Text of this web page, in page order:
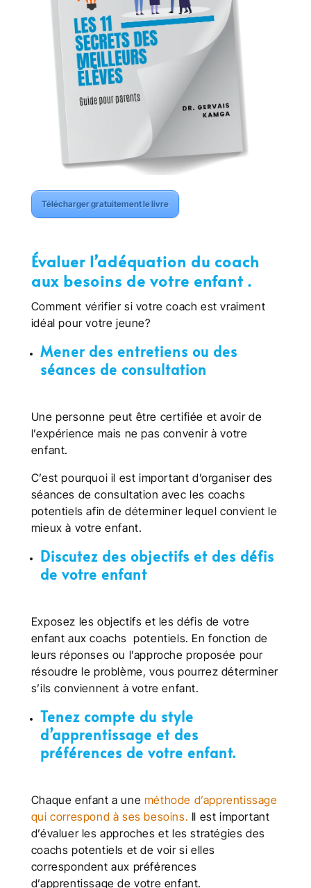
Télécharger gratuitement le livre
Évaluer l’adéquation du coach
aux besoins de votre enfant .
Comment vérifier si votre coach est vraiment
idéal pour votre jeune?
Mener des entretiens ou des
séances de consultation
Une personne peut être certifiée et avoir de
l’expérience mais ne pas convenir à votre
enfant.
C’est pourquoi il est important d’organiser des
séances de consultation avec les coachs
potentiels afin de déterminer lequel convient le
mieux à votre enfant.
Discutez des objectifs et des défis
de votre enfant
Exposez les objectifs et les défis de votre
enfant aux coachs potentiels. En fonction de
leurs réponses ou l’approche proposée pour
résoudre le problème, vous pourrez déterminer
s’ils conviennent à votre enfant.
Tenez compte du style
d’apprentissage et des
préférences de votre enfant.
Chaque enfant a une méthode d’apprentissage
qui correspond à ses besoins. Il est important
d’évaluer les approches et les stratégies des
coachs potentiels et de voir si elles
correspondent aux préférences
d’apprentissage de votre enfant.